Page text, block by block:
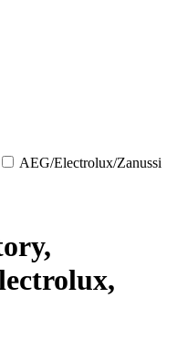
AEG/Electrolux/Zanussi